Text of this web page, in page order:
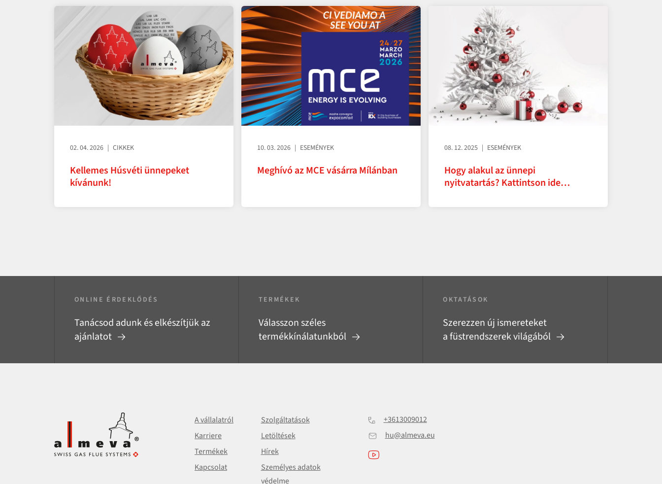
02. 04. 2026 CIKKEK
Kellemes Húsvéti ünnepeket
kívánunk!
10. 03. 2026 ESEMÉNYEK
Meghívó az MCE vásárra Mílánban
08. 12. 2025 ESEMÉNYEK
Hogy alakul az ünnepi
nyitvatartás? Kattintson ide…
ONLINE ÉRDEKLŐDÉS
Tanácsod adunk és elkészítjük az
ajánlatot
TERMÉKEK
Válasszon széles
termékkínálatunkból
OKTATÁSOK
Szerezzen új ismereteket
a füstrendszerek világából
A vállalatról
Szolgáltatások
Karriere
Letöltések
Termékek
Hírek
Kapcsolat
Személyes adatok
védelme
+3613009012
hu@almeva.eu